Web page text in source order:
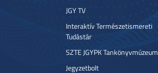
JGY TV
Interaktív Természetismereti
Tudástár
SZTE JGYPK Tankönyvmúzeum
Jegyzetbolt